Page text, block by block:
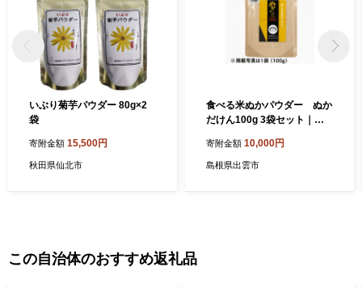
いぶり菊芋パウダー 80g×2
袋
寄附金額 15,500円
秋田県仙北市
食べる米ぬかパウダー ぬか
だけん100g 3袋セット｜食
工品 健康食品 スーパーフー
ド 至誠 ふるさと納税 出雲市
寄附金額 10,000円
島根県出雲市
この自治体のおすすめ返礼品